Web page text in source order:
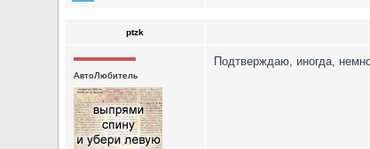
ptzk
АвтоЛюбитель
Подтверждаю, иногда,